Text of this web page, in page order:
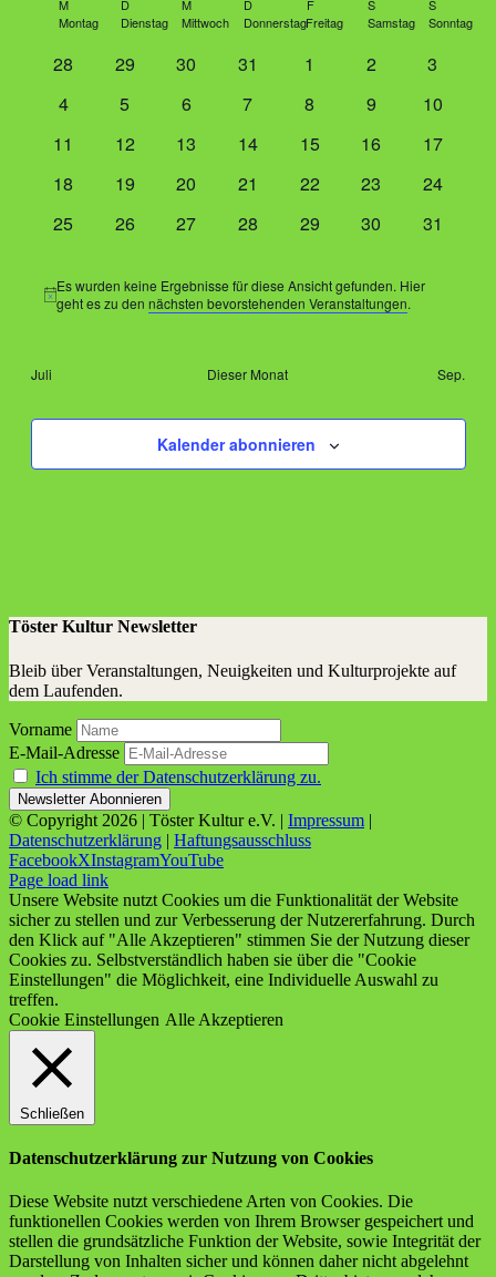
und
wählen.
Kalender
von
Veranstaltungen
M
Montag
D
Dienstag
M
Mittwoch
D
Donnerstag
F
Freitag
S
Samstag
S
Sonntag
0
28
0
29
0
30
0
31
0
1
0
2
0
3
0
4
0
5
0
6
0
7
0
8
0
9
0
10
0
11
0
12
0
13
0
14
0
15
0
16
0
17
0
18
0
19
0
20
0
21
0
22
0
23
0
24
0
25
0
26
0
27
0
28
0
29
0
30
0
31
Hinweis
Es wurden keine Ergebnisse für diese Ansicht gefunden. Hier
geht es zu dennächsten bevorstehenden Veranstaltungen.
Juli Dieser Monat Sep.
Kalender abonnieren
Töster Kultur Newsletter
Bleib über Veranstaltungen, Neuigkeiten und Kulturprojekte auf
dem Laufenden.
Vorname
E-Mail-Adresse
Ich stimme der Datenschutzerklärung zu.
© Copyright 2026 | Töster Kultur e.V. | Impressum |
Datenschutzerklärung | Haftungsausschluss
FacebookXInstagramYouTube
Page load link
Unsere Website nutzt Cookies um die Funktionalität der Website
sicher zu stellen und zur Verbesserung der Nutzererfahrung. Durch
den Klick auf "Alle Akzeptieren" stimmen Sie der Nutzung dieser
Cookies zu. Selbstverständlich haben sie über die "Cookie
Einstellungen" die Möglichkeit, eine Individuelle Auswahl zu
treffen.
Cookie Einstellungen Alle Akzeptieren
Schließen
Datenschutzerklärung zur Nutzung von Cookies
Diese Website nutzt verschiedene Arten von Cookies. Die
funktionellen Cookies werden von Ihrem Browser gespeichert und
stellen die grundsätzliche Funktion der Website, sowie Integrität der
Darstellung von Inhalten sicher und können daher nicht abgelehnt